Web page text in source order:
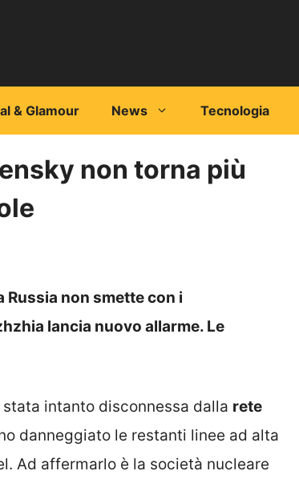
& Glamour News Tecnologia
non torna più
Russia non smette con i
lancia nuovo allarme. Le
intanto disconnessa dalla rete
danneggiato le restanti linee ad alta
Ad affermarlo è la società nucleare